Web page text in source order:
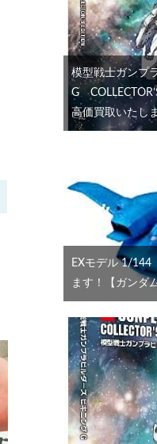
模型戦士ガンプ
G
高価買取いたし
EXモデル 1/144
ます！【ガンダ